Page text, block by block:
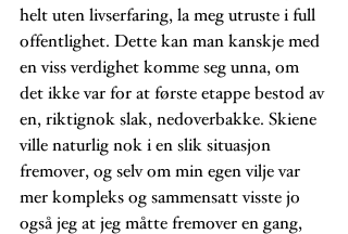
helt uten livserfaring, la meg utruste i full
offentlighet. Dette kan man kanskje med
en viss verdighet komme seg unna, om
det ikke var for at første etappe bestod av
en, riktignok slak, nedoverbakke. Skiene
ville naturlig nok i en slik situasjon
fremover, og selv om min egen vilje var
mer kompleks og sammensatt visste jo
også jeg at jeg måtte fremover en gang,